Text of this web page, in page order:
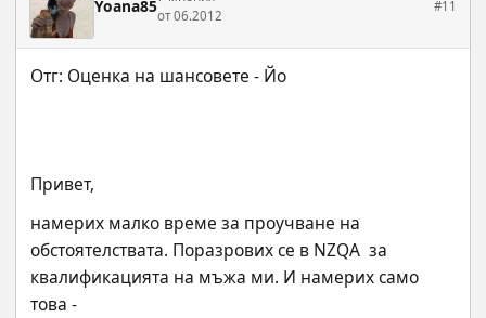
Yoana85от 06.2012
#11
Привет,
намерих малко време за проучване на
обстоятелствата. Поразрових се в NZQA  за
квалификацията на мъжа ми. И намерих само
това -